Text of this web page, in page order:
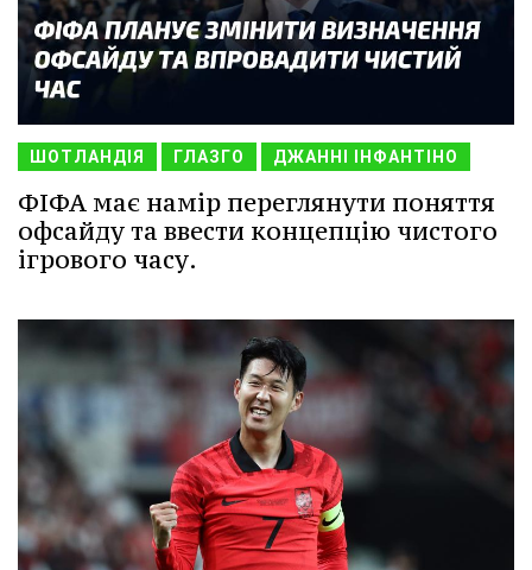
ШОТЛАНДІЯ ГЛАЗГО ДЖАННІ ІНФАНТІНО
ФІФА має намір переглянути поняття
офсайду та ввести концепцію чистого
ігрового часу.